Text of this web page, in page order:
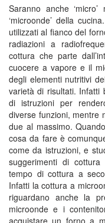
Saranno anche
‘microonde’ della
utilizzati al fianco del
radiazioni a
cottura che parte
cuocere a vapore e il
degli elementi nutritivi
varietà di risultati. Infatti
di istruzioni per
diverse funzioni, mentre
due al massimo.
cosa da fare è
come da istruzioni, e
suggerimenti di cottura
tempo di cottura a
Infatti la cottura a
riguardano anche la
microonde e i
acquistare un forno a